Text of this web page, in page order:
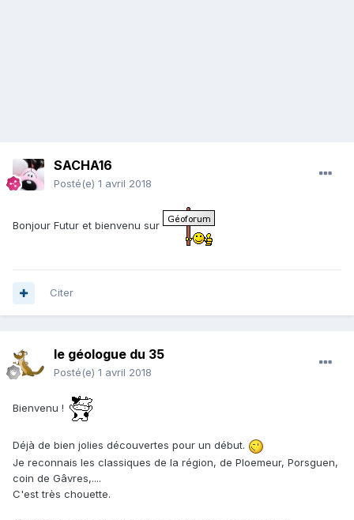
SACHA16
Posté(e) 1 avril 2018
Bonjour Futur et bienvenu sur
Citer
le géologue du 35
Posté(e) 1 avril 2018
Bienvenu !
Déjà de bien jolies découvertes pour un début.
Je reconnais les classiques de la région, de Ploemeur, Porsguen,
coin de Gâvres,....
C'est très chouette.